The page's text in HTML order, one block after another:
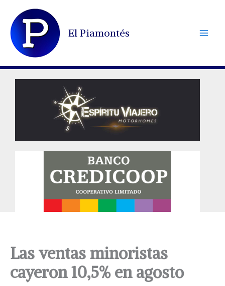
contenido
El Piamontés
Las ventas minoristas
cayeron 10,5% en agosto